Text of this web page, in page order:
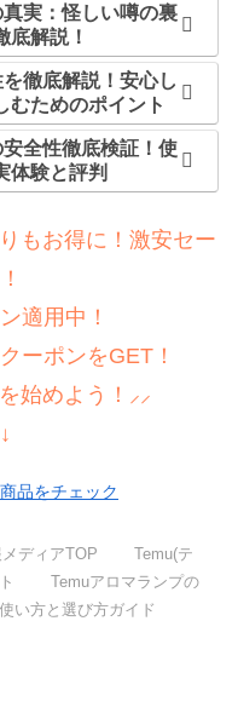
実：怪しい噂の裏
底解説！
徹底解説！安心し
むためのポイント
全性徹底検証！使
体験と評判
もお得に！激安セー
適用中！
ーポンをGET！
始めよう！⸝⸝
ディアTOP
Temu(テ
Temuアロマランプの
い方と選び方ガイド